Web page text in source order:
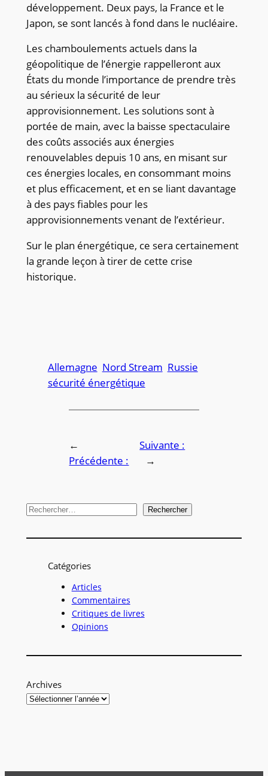
développement. Deux pays, la France et le
Japon, se sont lancés à fond dans le nucléaire.
Les chamboulements actuels dans la
géopolitique de l’énergie rappelleront aux
États du monde l’importance de prendre très
au sérieux la sécurité de leur
approvisionnement. Les solutions sont à
portée de main, avec la baisse spectaculaire
des coûts associés aux énergies
renouvelables depuis 10 ans, en misant sur
ces énergies locales, en consommant moins
et plus efficacement, et en se liant davantage
à des pays fiables pour les
approvisionnements venant de l’extérieur.
Sur le plan énergétique, ce sera certainement
la grande leçon à tirer de cette crise
historique.
Allemagne Nord Stream Russie
sécurité énergétique
←
Précédente :
Suivante :
→
R
c
Rechercher
Catégories
Articles
Commentaires
Critiques de livres
Opinions
Archives